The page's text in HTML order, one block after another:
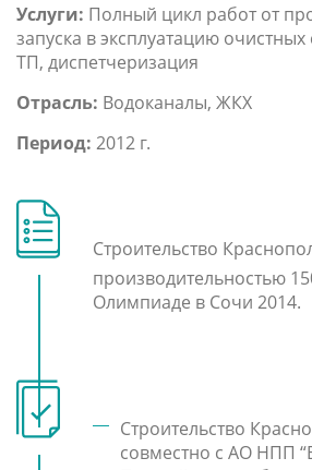
Услуги: Полный цикл работ от
запуска в эксплуатацию
ТП, диспетчеризация
Отрасль: Водоканалы, ЖКХ
Период: 2012 г.
Строительство
производительностью
Олимпиаде в Сочи 2014.
Строительство
совместно с АО НПП